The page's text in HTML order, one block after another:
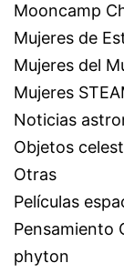
Mooncamp
Mujeres de
Mujeres del
Mujeres
Noticias
Objetos
Otras
Películas
Pensamiento
phyton